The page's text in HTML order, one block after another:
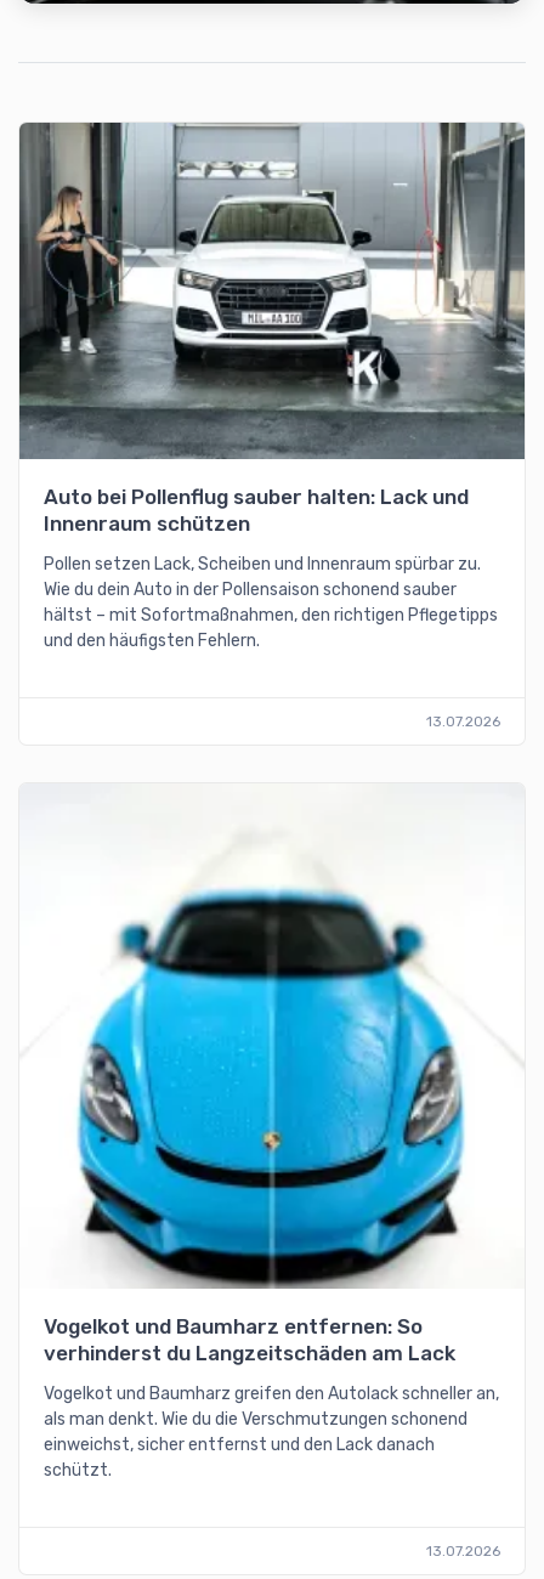
Auto bei Pollenflug sauber halten: Lack und
Innenraum schützen
Pollen setzen Lack, Scheiben und Innenraum spürbar zu.
Wie du dein Auto in der Pollensaison schonend sauber
hältst – mit Sofortmaßnahmen, den richtigen Pflegetipps
und den häufigsten Fehlern.
13.07.2026
Vogelkot und Baumharz entfernen: So
verhinderst du Langzeitschäden am Lack
Vogelkot und Baumharz greifen den Autolack schneller an,
als man denkt. Wie du die Verschmutzungen schonend
einweichst, sicher entfernst und den Lack danach
schützt.
13.07.2026